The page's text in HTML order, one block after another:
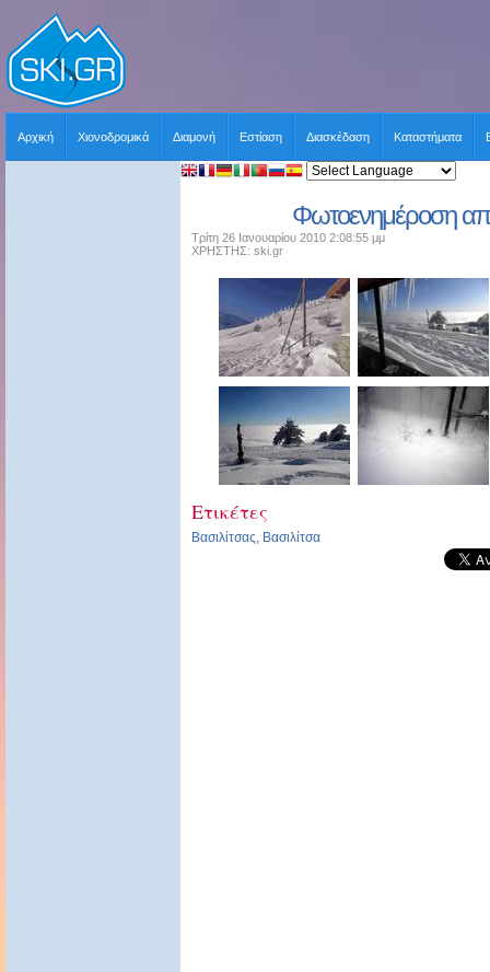
Αρχική Χιονοδρομικά Διαμονή Εστίαση Διασκέδαση Καταστήματα
Φωτοενημέροση
Τρίτη 26 Ιανουαρίου 2010 2:08:55 μμ
ΧΡΗΣΤΗΣ: ski.gr
Ετικέτες
Βασιλίτσας, Βασιλίτσα